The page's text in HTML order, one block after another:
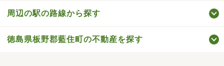
周辺の駅の路線から探す
徳島県板野郡藍住町の不動産を探す